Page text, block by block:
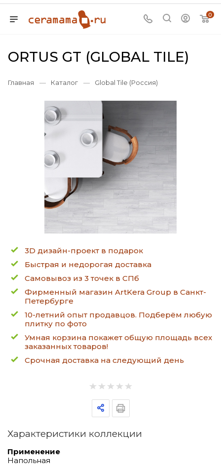
0
ORTUS GT (GLOBAL TILE)
Главная — Каталог — Global Tile (Россия)
3D дизайн-проект в подарок
Быстрая и недорогая доставка
Самовывоз из 3 точек в СПб
Фирменный магазин ArtKera Group в Санкт-
Петербурге
10-летний опыт продавцов. Подберём любую
плитку по фото
Умная корзина покажет общую площадь всех
заказанных товаров!
Срочная доставка на следующий день
Характеристики коллекции
Применение
Напольная